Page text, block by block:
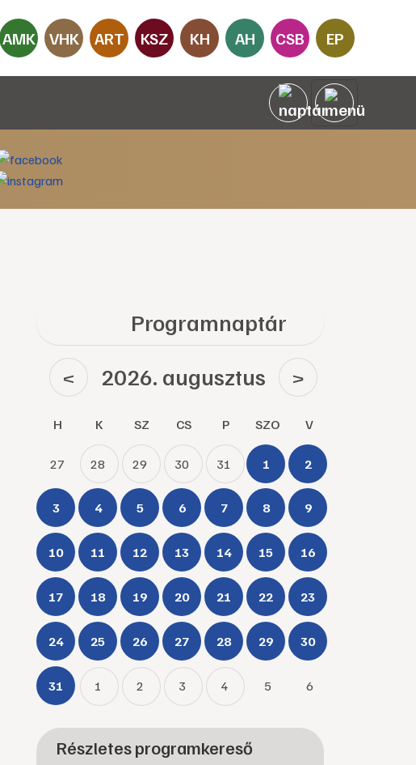
AMK VHK ART KSZ KH AH CSB EP
Programnaptár
< 2026. augusztus >
H K SZ CS P SZO V
27 28 29 30 31 1 2
3 4 5 6 7 8 9
10 11 12 13 14 15 16
17 18 19 20 21 22 23
24 25 26 27 28 29 30
31 1 2 3 4 5 6
Részletes programkereső